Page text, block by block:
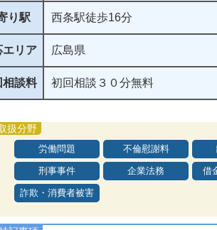
り駅 西条駅徒歩16分
エリア 広島県
相談料 初回相談３０分無料
労働問題 不倫慰謝料
刑事事件 企業法務 借
詐欺・消費者被害